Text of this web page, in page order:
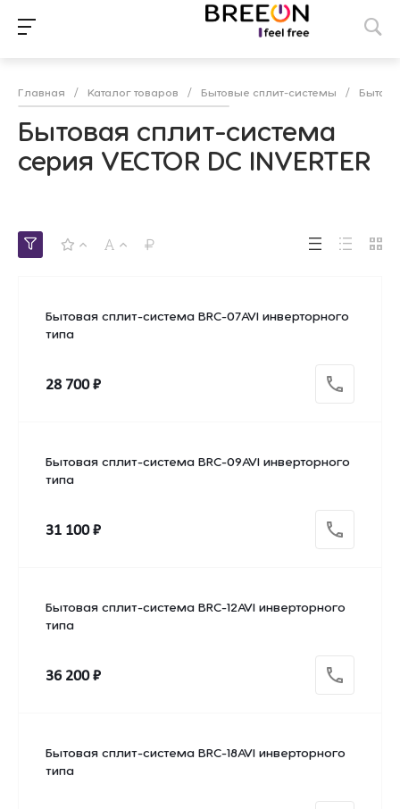
Главная / Каталог товаров / Бытовые сплит-системы /
Бытовая сплит-система
серия VECTOR DC INVERTER
Бытовая сплит-система BRC-07AVI инверторного
типа
28 700 ₽
Бытовая сплит-система BRC-09AVI инверторного
типа
31 100 ₽
Бытовая сплит-система BRC-12AVI инверторного
типа
36 200 ₽
Бытовая сплит-система BRC-18AVI инверторного
типа